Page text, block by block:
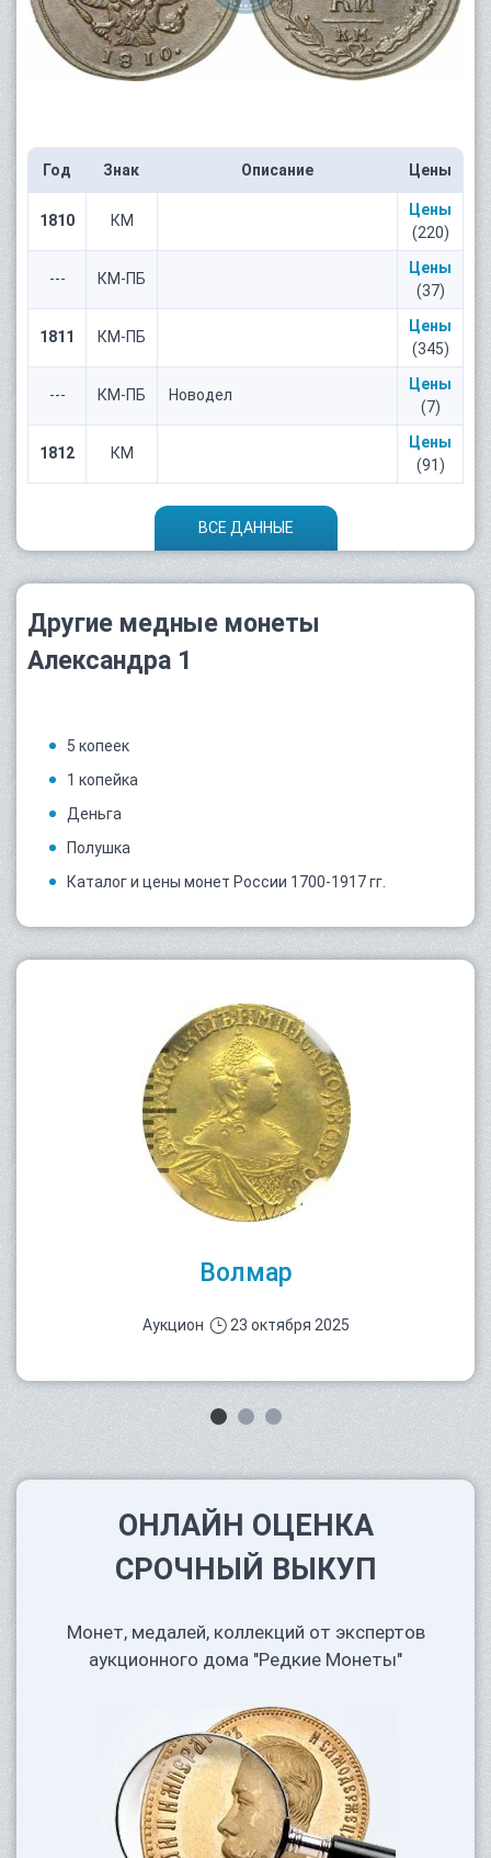
Год Знак Описание Цены
1810 КМ
Цены
(220)
--- КМ-ПБ
Цены
(37)
1811 КМ-ПБ
Цены
(345)
--- КМ-ПБ Новодел
Цены
(7)
1812 КМ
Цены
(91)
ВСЕ ДАННЫЕ
Другие медные монеты
Александра 1
5 копеек
1 копейка
Деньга
Полушка
Каталог и цены монет России 1700-1917 гг.
Волмар
Аукцион 23 октября 2025
ОНЛАЙН ОЦЕНКА
СРОЧНЫЙ ВЫКУП
Монет, медалей, коллекций от экспертов
аукционного дома "Редкие Монеты"